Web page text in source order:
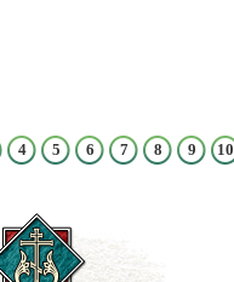
4 5 6 7 8 9 10